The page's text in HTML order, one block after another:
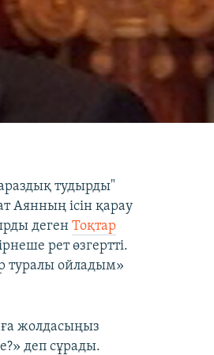
тудырды"
Аянның ісін қарау
дегенТоқтар
рет өзгертті.
туралы ойладым»
жолдасыңыз
деп сұрады.